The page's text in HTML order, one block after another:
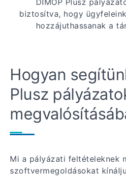
biztosítva, hogy
hozzájuthassanak a
Hogyan
Plusz
Mi a pályázati feltételeknek
szoftvermegoldásokat